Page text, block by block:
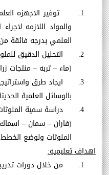
1.
توفير الاجهزه
والمواد اللازمه
العلمي بدرجه فائقة
2.
التحليل الدقيق
(ماء – تربه – منتجات
3.
ايجاد طرق
بالوسائل العلمية
4.
دراسة سمية
(فاران – سمان –
الملوثات ولوضع
اهداف تعليميه:
1.
من خلال دورات